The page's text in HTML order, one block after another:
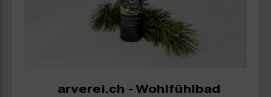
arverei.ch - Wohlfühlbad